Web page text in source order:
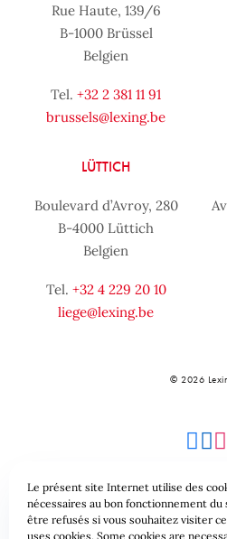
Rue Haute, 139/6
B-1000 Brüssel
Belgien
Tel. +32 2 381 11 91
brussels@lexing.be
LÜTTICH
Boulevard d’Avroy, 280
B-4000 Lüttich
Belgien
Tel. +32 4 229 20 10
liege@lexing.be
© 2026
Seitenübersicht
Le présent site Internet utilise des
nécessaires au bon fonctionnement
être refusés si vous souhaitez visiter
uses cookies. Some cookies are